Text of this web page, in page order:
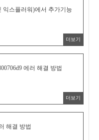
익스플러워)에서 추가기능
더보기
에러 해결 방법
더보기
해결 방법